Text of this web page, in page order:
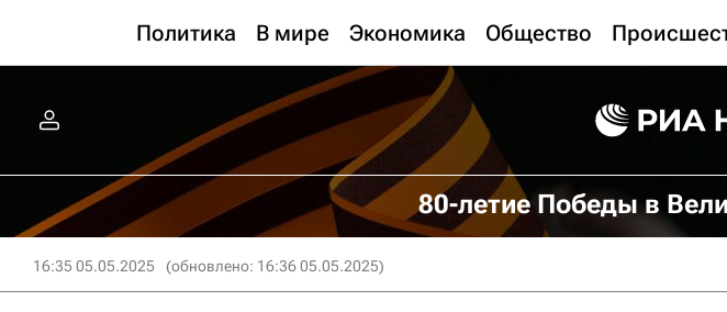
Политика В мире Экономика Общество
80-летие Победы в
16:35 05.05.2025 (обновлено: 16:36 05.05.2025)